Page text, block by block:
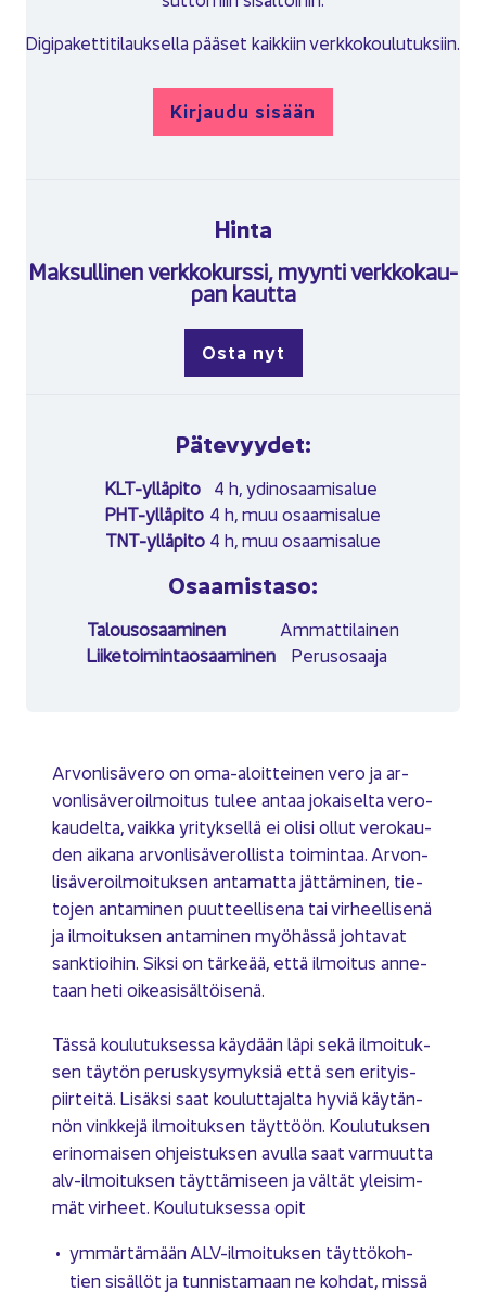
Di­gi­pa­ket­ti­ti­lauk­sel­la pää­set kaik­kiin verk­ko­kou­lu­tuk­siin.
Kir­jau­du si­sään
Hinta
Mak­sul­li­nen verk­ko­kurs­si, myyn­ti verk­ko­kau­
pan kaut­ta
Osta nyt
Pä­te­vyy­det:
KLT-​ylläpito 4 h, ydin­osaa­mi­sa­lue
PHT-​ylläpito 4 h, muu osaa­mi­sa­lue
TNT-​ylläpito 4 h, muu osaa­mi­sa­lue
Osaa­mis­ta­so:
Ta­lous­osaa­mi­nen
Am­mat­ti­lai­nen
Lii­ke­toi­min­tao­saa­mi­nen
Pe­rus­osaa­ja
Ar­von­li­sä­ve­ro on oma-​aloitteinen vero ja ar­
von­li­sä­ve­roil­moi­tus tulee antaa jo­kai­sel­ta ve­ro­
kau­del­ta, vaik­ka yri­tyk­sel­lä ei olisi ollut ve­ro­kau­
den ai­ka­na ar­von­li­sä­ve­rol­lis­ta toi­min­taa. Ar­von­
li­sä­ve­roil­moi­tuk­sen an­ta­mat­ta jät­tä­mi­nen, tie­
to­jen an­ta­mi­nen puut­teel­li­se­na tai vir­heel­li­se­nä
ja il­moi­tuk­sen an­ta­mi­nen myö­häs­sä joh­ta­vat
sank­tioi­hin. Siksi on tär­ke­ää, että il­moi­tus an­ne­
taan heti oi­kea­si­säl­töi­se­nä.
Tässä kou­lu­tuk­ses­sa käy­dään läpi sekä il­moi­tuk­
sen täy­tön pe­rus­ky­sy­myk­siä että sen eri­tyis­
piir­tei­tä. Li­säk­si saat kou­lut­ta­jal­ta hyviä käy­tän­
nön vink­ke­jä il­moi­tuk­sen täyt­töön. Kou­lu­tuk­sen
erin­omai­sen oh­jeis­tuk­sen avul­la saat var­muut­ta
alv-​ilmoituksen täyt­tä­mi­seen ja väl­tät ylei­sim­
mät vir­heet. Kou­lu­tuk­ses­sa opit
ym­mär­tä­mään ALV-​ilmoituksen täyt­tö­koh­
tien si­säl­löt ja tun­nis­ta­maan ne koh­dat, missä